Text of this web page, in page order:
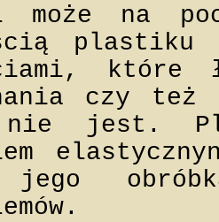
może na
plastiku
które
czy też
jest.
jego